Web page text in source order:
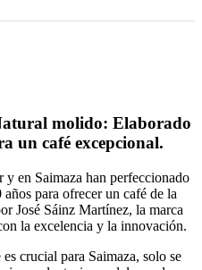
molido: Elaborado
un café excepcional.
en Saimaza han perfeccionado
para ofrecer un café de la
José Sáinz Martínez, la marca
la excelencia y la innovación.
crucial para Saimaza, solo se